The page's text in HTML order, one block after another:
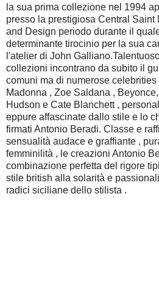
la sua prima collezione nel 1994
presso la prestigiosa Central Saint
and Design periodo durante il
determinante tirocinio per la sua
l'atelier di John
collezioni incontrano da subito il
comuni ma di numerose
Madonna , Zoe Saldana ,
Hudson e Cate Blanchett ,
eppure affascinate dallo stile e lo
firmati Antonio Beradi. Classe e
sensualità audace e graffiante ,
femminilità , le creazioni Antonio
combinazione perfetta del rigore
stile british alla solarità e
radici siciliane dello stilista .